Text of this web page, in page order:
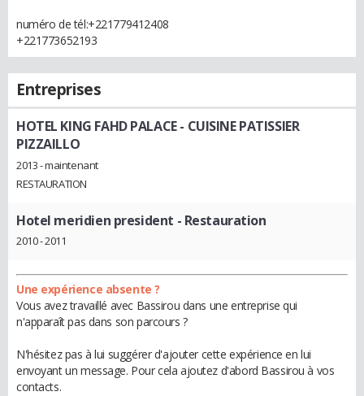
numéro de tél:+221779412408
+221773652193
Entreprises
HOTEL KING FAHD PALACE- CUISINE PATISSIER
PIZZAILLO
2013 - maintenant
RESTAURATION
Hotel meridien president - Restauration
2010 - 2011
Une expérience absente ?
Vous avez travaillé avec Bassirou dans une entreprise qui
n'apparaît pas dans son parcours ?
N'hésitez pas à lui suggérer d'ajouter cette expérience en lui
envoyant un message. Pour cela ajoutez d'abord Bassirou à vos
contacts.